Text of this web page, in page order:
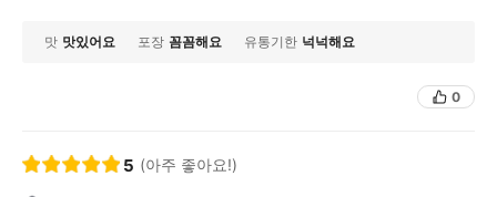
맛 맛있어요 포장 꼼꼼해요 유통기한 넉넉해요
0
5 (아주 좋아요!)